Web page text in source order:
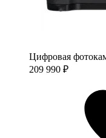
Цифровая
209 990 ₽